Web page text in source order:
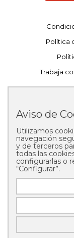
Política
Trabaja
Aviso de
Utilizamos
navegación
y de terceros
todas las
configurarlas o
“Configurar”.